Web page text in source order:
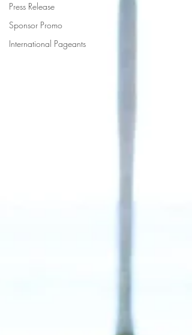
Press Release
Sponsor Promo
International Pageants